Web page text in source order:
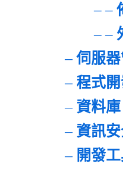
伺服
程式
資料庫
資訊
開發